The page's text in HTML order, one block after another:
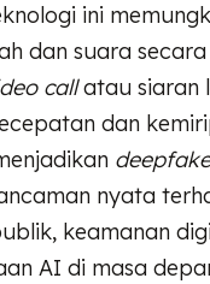
ini
dan suara secara
callatau siaran
dan
nyata
keamanan
AI di masa